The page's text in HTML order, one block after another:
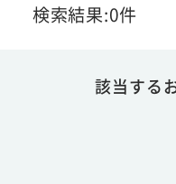
検索結果:0件
該当する